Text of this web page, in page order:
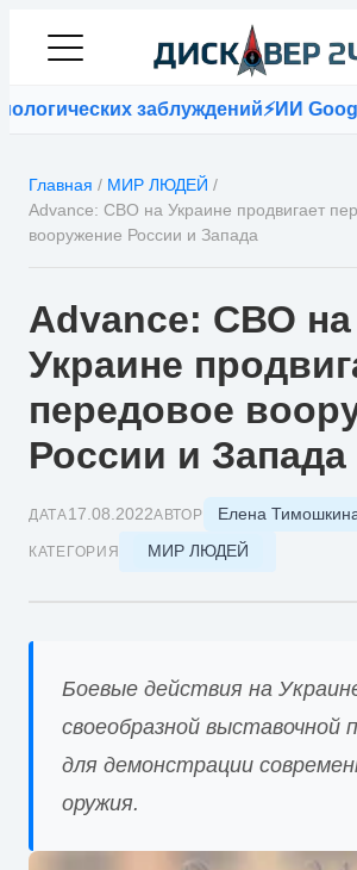
заблуждений⚡ИИ Google
Главная / МИР ЛЮДЕЙ /
Advance: СВО на Украине продвигает
вооружение России и Запада
Advance: СВО на
Украине
передовое
России и Запада
ДАТА17.08.2022АВТОР Елена
КАТЕГОРИЯ МИР ЛЮДЕЙ
Боевые действия на
своеобразной выставочной
для демонстрации
оружия.